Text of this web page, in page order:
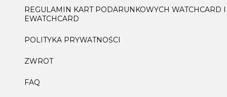
REGULAMIN KART PODARUNKOWYCH WATCHCARD I
EWATCHCARD
POLITYKA PRYWATNOŚCI
ZWROT
FAQ